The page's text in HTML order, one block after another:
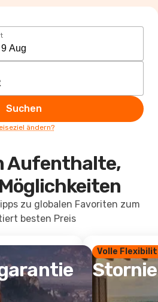
Suchen
ändern?
Aufenthalte,
zu globalen Favoriten zum
besten Preis
Volle